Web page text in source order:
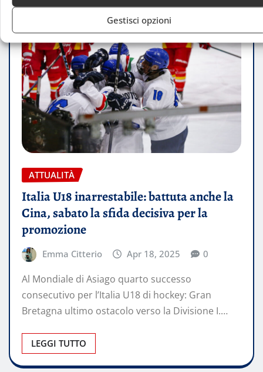
Gestisci opzioni
ATTUALITÀ
Italia U18 inarrestabile: battuta anche la
Cina, sabato la sfida decisiva per la
promozione
Emma Citterio Apr 18, 2025 0
Al Mondiale di Asiago quarto successo
consecutivo per l’Italia U18 di hockey: Gran
Bretagna ultimo ostacolo verso la Divisione I.…
LEGGI TUTTO